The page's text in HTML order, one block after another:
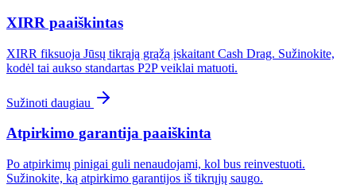
XIRR paaiškintas
XIRR fiksuoja Jūsų tikrąją grąžą įskaitant Cash Drag. Sužinokite,
kodėl tai aukso standartas P2P veiklai matuoti.
Sužinoti daugiau
Atpirkimo garantija paaiškinta
Po atpirkimų pinigai guli nenaudojami, kol bus reinvestuoti.
Sužinokite, ką atpirkimo garantijos iš tikrųjų saugo.